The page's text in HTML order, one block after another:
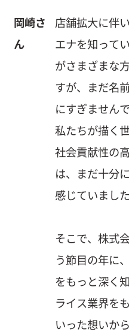
岡崎さ
ん
店舗拡大に伴
エナを知って
がさまざまな
すが、まだ名
にすぎませんで
私たちが描く
社会貢献性の
は、まだ十分
感じていました
そこで、株式
う節目の年に
をもっと深く
ライス業界を
いった想いか